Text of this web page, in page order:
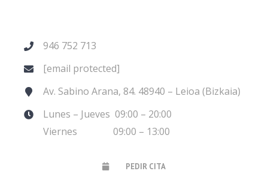
946 752 713
[email protected]
Av. Sabino Arana, 84. 48940 – Leioa (Bizkaia)
Lunes – Jueves 09:00 – 20:00
Viernes 09:00 – 13:00
PEDIR CITA